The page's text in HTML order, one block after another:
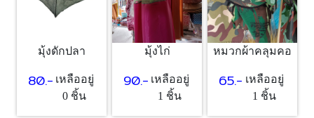
มุ้งดักปลา
80.- เหลืออยู่
0 ชิ้น
มุ้งไก่
90.- เหลืออยู่
1 ชิ้น
หมวกผ้าคลุมคอ
65.- เหลืออยู่
1 ชิ้น